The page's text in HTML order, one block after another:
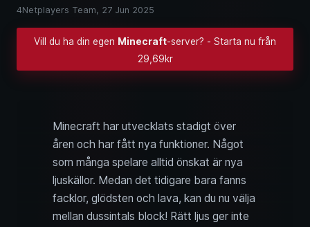
4Netplayers Team, 27 Jun 2025
Vill du ha din egen Minecraft-server? - Starta nu från
29,69kr
Minecraft har utvecklats stadigt över
åren och har fått nya funktioner. Något
som många spelare alltid önskat är nya
ljuskällor. Medan det tidigare bara fanns
facklor, glödsten och lava, kan du nu välja
mellan dussintals block! Rätt ljus ger inte